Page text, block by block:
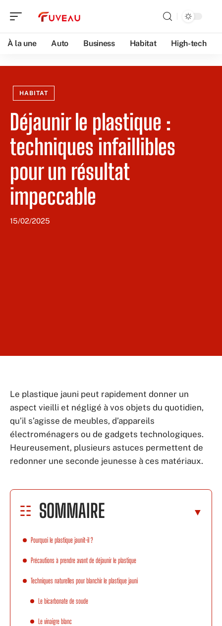
À la une Auto Business Habitat High-tech
HABITAT
Déjaunir le plastique :
techniques infaillibles
pour un résultat
impeccable
15/02/2025
Le plastique jauni peut rapidement donner un
aspect vieilli et négligé à vos objets du quotidien,
qu’il s’agisse de meubles, d’appareils
électroménagers ou de gadgets technologiques.
Heureusement, plusieurs astuces permettent de
redonner une seconde jeunesse à ces matériaux.
SOMMAIRE
Pourquoi le plastique jaunit-il ?
Précautions à prendre avant de déjaunir le plastique
Techniques naturelles pour blanchir le plastique jauni
Le bicarbonate de soude
Le vinaigre blanc